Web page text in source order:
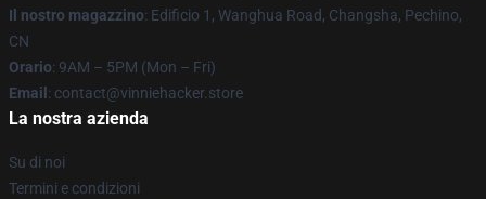
Il nostro magazzino: Edificio 1, Wanghua Road, Changsha, Pechino,
CN
Orario: 9AM – 5PM (Mon – Fri)
Email : contact@vinniehacker.store
La nostra azienda
Su di noi
Termini e condizioni